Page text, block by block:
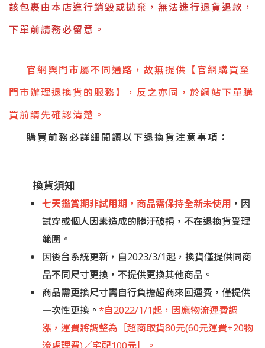
該包裹由本店進行銷毀或拋棄，無法進行退貨退款，
下單前請務必留意。
官網與門市屬不同通路，故無提供【官網購買至
門市辦理退換貨的服務】，反之亦同，於網站下單購
買前請先確認清楚。
購買前務必詳細閱讀以下退換貨注意事項：
換貨須知
七天鑑賞期非試用期，商品需保持全新未使用 ，因
試穿或個人因素造成的髒汙破損，不在退換貨受理
範圍。
因後台系統更新，自2023/3/1起，換貨僅提供同商
品不同尺寸更換，不提供更換其他商品。
商品需更換尺寸需自行負擔超商來回運費，僅提供
一次性更換 。 *自2022/1/1起，因應物流運費調
漲，運費將調整為［超商取貨80元(60元運費+20物